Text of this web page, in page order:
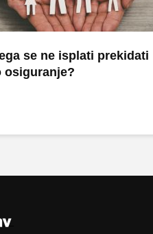
se ne isplati prekidati
osiguranje?